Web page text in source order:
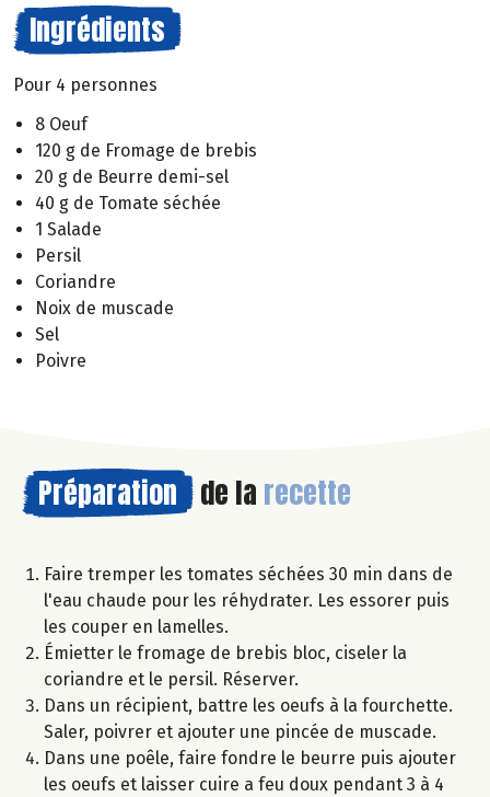
Ingrédients
Pour 4 personnes
8 Oeuf
120 g de Fromage de brebis
20 g de Beurre demi-sel
40 g de Tomate séchée
1 Salade
Persil
Coriandre
Noix de muscade
Sel
Poivre
Préparation de la recette
Faire tremper les tomates séchées 30 min dans de
l'eau chaude pour les réhydrater. Les essorer puis
les couper en lamelles.
Émietter le fromage de brebis bloc, ciseler la
coriandre et le persil. Réserver.
Dans un récipient, battre les oeufs à la fourchette.
Saler, poivrer et ajouter une pincée de muscade.
Dans une poêle, faire fondre le beurre puis ajouter
les oeufs et laisser cuire a feu doux pendant 3 à 4